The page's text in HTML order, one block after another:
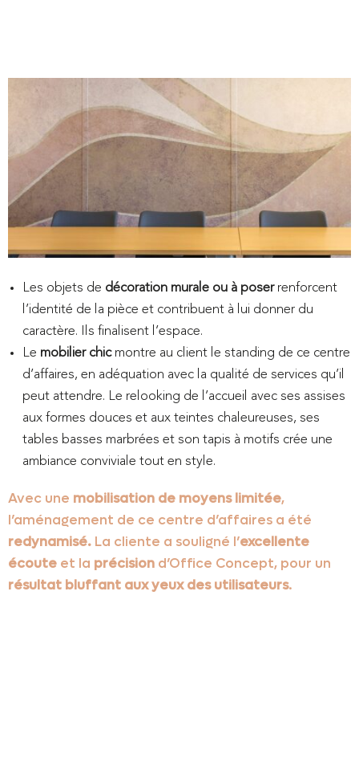
Les objets de décoration murale ou à poserrenforcent
l’identité de la pièce et contribuent à lui donner du
caractère. Ils finalisent l’espace.
Le mobilier chicmontre au client le standing de ce centre
d’affaires, en adéquation avec la qualité de services qu’il
peut attendre. Le relooking de l’accueil avec ses assises
aux formes douces et aux teintes chaleureuses, ses
tables basses marbrées et son tapis à motifs crée une
ambiance conviviale tout en style.
Avec une mobilisation de moyens limitée,
l’aménagement de ce centre d’affaires a été
redynamisé. La cliente a souligné l’excellente
écoute et la précision d’Office Concept, pour un
résultat bluffant aux yeux des utilisateurs.